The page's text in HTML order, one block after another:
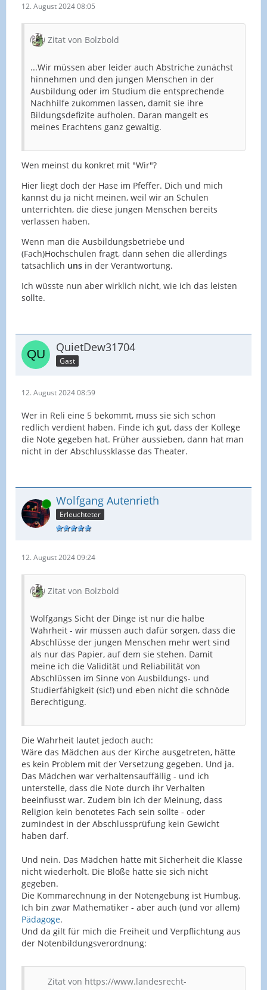
12. August 2024 08:05
Zitat von Bolzbold
...Wir müssen aber leider auch Abstriche zunächst
hinnehmen und den jungen Menschen in der
Ausbildung oder im Studium die entsprechende
Nachhilfe zukommen lassen, damit sie ihre
Bildungsdefizite aufholen. Daran mangelt es
meines Erachtens ganz gewaltig.
Wen meinst du konkret mit "Wir"?
Hier liegt doch der Hase im Pfeffer. Dich und mich
kannst du ja nicht meinen, weil wir an Schulen
unterrichten, die diese jungen Menschen bereits
verlassen haben.
Wenn man die Ausbildungsbetriebe und
(Fach)Hochschulen fragt, dann sehen die allerdings
tatsächlich uns in der Verantwortung.
Ich wüsste nun aber wirklich nicht, wie ich das leisten
sollte.
QuietDew31704
Gast
12. August 2024 08:59
Wer in Reli eine 5 bekommt, muss sie sich schon
redlich verdient haben. Finde ich gut, dass der Kollege
die Note gegeben hat. Früher aussieben, dann hat man
nicht in der Abschlussklasse das Theater.
Online Wolfgang Autenrieth
Erleuchteter
12. August 2024 09:24
Zitat von Bolzbold
Wolfgangs Sicht der Dinge ist nur die halbe
Wahrheit - wir müssen auch dafür sorgen, dass die
Abschlüsse der jungen Menschen mehr wert sind
als nur das Papier, auf dem sie stehen. Damit
meine ich die Validität und Reliabilität von
Abschlüssen im Sinne von Ausbildungs- und
Studierfähigkeit (sic!) und eben nicht die schnöde
Berechtigung.
Die Wahrheit lautet jedoch auch:
Wäre das Mädchen aus der Kirche ausgetreten, hätte
es kein Problem mit der Versetzung gegeben. Und ja.
Das Mädchen war verhaltensauffällig - und ich
unterstelle, dass die Note durch ihr Verhalten
beeinflusst war. Zudem bin ich der Meinung, dass
Religion kein benotetes Fach sein sollte - oder
zumindest in der Abschlussprüfung kein Gewicht
haben darf.
Und nein. Das Mädchen hätte mit Sicherheit die Klasse
nicht wiederholt. Die Blöße hätte sie sich nicht
gegeben.
Die Kommarechnung in der Notengebung ist Humbug.
Ich bin zwar Mathematiker - aber auch (und vor allem)
Pädagoge.
Und da gilt für mich die Freiheit und Verpflichtung aus
der Notenbildungsverordnung:
Zitat von https://www.landesrecht-